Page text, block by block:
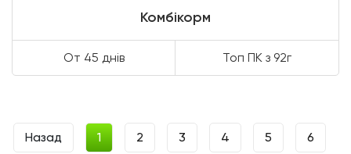
Комбікорм
От 45 днів Топ ПК з 92г
Назад 1 2 3 4 5 6